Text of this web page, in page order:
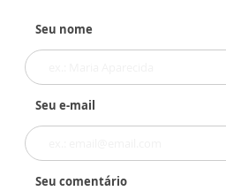
Seu nome
Seu e-mail
Seu comentário